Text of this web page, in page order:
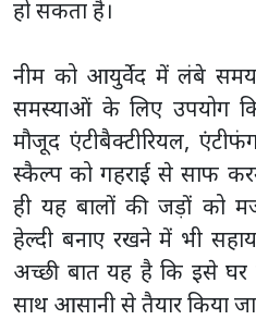
हो सकता है।
नीम को आयुर्वेद में लंबे
समस्याओं के लिए उपयोग
मौजूद एंटीबैक्टीरियल,
स्कैल्प को गहराई से साफ
ही यह बालों की जड़ों को
हेल्दी बनाए रखने में भी
अच्छी बात यह है कि इसे
साथ आसानी से तैयार किया